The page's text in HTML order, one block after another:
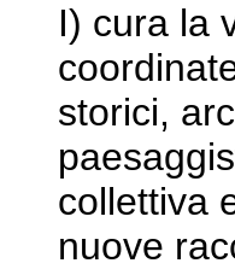
I) cura la
storici,
collettiva
nuove